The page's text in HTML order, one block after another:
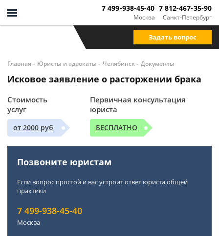
Москва
7 499-938-45-40
Санкт-Петербург
7 812-467-35-90
Задать вопрос
Главная - Юристы и адвокаты - Челябинск- Документы
Исковое заявление о расторжении брака
Стоимость
услуг
от 2000 руб
Первичная консультация
юриста
БЕСПЛАТНО
Позвоните юристам
Если вопрос простой и вас устроит ответ юриста общей
практики
7 499-938-45-40
Москва